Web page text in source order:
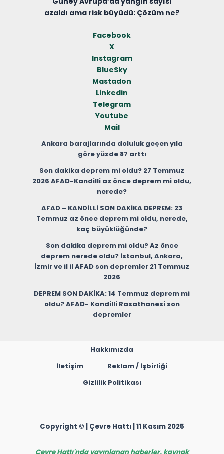
azaldı ama risk büyüdü: Çözüm ne?
Facebook
X
Instagram
BlueSky
Mastadon
Linkedin
Telegram
Youtube
Mail
Ankara barajlarında doluluk geçen yıla
göre yüzde 87 arttı
Son dakika deprem mi oldu? 27 Temmuz
2026 AFAD-Kandilli az önce deprem mi oldu,
nerede?
AFAD – KANDİLLİ SON DAKİKA DEPREM: 23
Temmuz az önce deprem mi oldu, nerede,
kaç büyüklüğünde?
Son dakika deprem mi oldu? Az önce
deprem nerede oldu? İstanbul, Ankara,
İzmir ve il il AFAD son depremler 21 Temmuz
2026
DEPREM SON DAKİKA: 14 Temmuz deprem mi
oldu? AFAD- Kandilli Rasathanesi son
depremler
Hakkımızda
İletişim
Reklam / İşbirliği
Gizlilik Politikası
Copyright © | Çevre Hattı | 11 Kasım 2025